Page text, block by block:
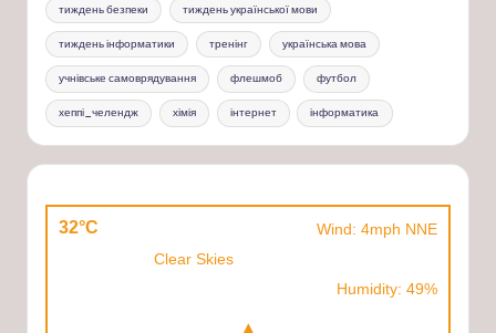
тиждень безпеки тиждень української мови
тиждень інформатики тренінг українська мова
учнівське самоврядування флешмоб футбол
хеппі_челендж хімія інтернет інформатика
32°C
Wind: 4mph NNE
Clear Skies
Humidity: 49%